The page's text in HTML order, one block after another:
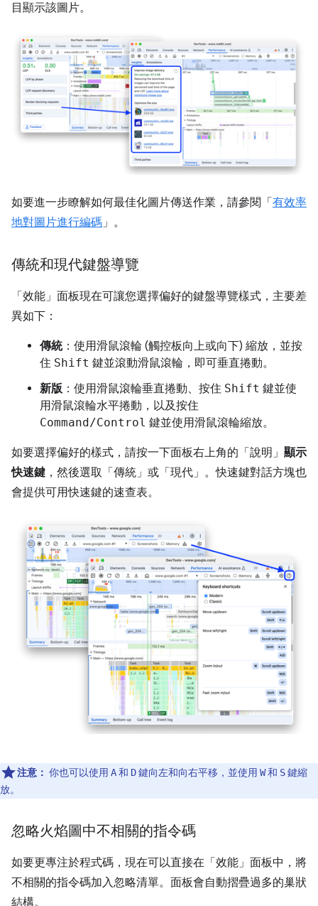
目顯示該圖片。
如要進一步瞭解如何最佳化圖片傳送作業，請參閱「有效率
地對圖片進行編碼 」。
傳統和現代鍵盤導覽
「效能」 面板現在可讓您選擇偏好的鍵盤導覽樣式，主要差
異如下：
傳統：使用滑鼠滾輪 (觸控板向上或向下) 縮放，並按
住 Shift 鍵並滾動滑鼠滾輪，即可垂直捲動。
新版 ：使用滑鼠滾輪垂直捲動、按住 Shift 鍵並使
用滑鼠滾輪水平捲動，以及按住
Command/Control 鍵並使用滑鼠滾輪縮放。
如要選擇偏好的樣式，請按一下面板右上角的「說明」 顯示
快速鍵 ，然後選取「傳統」 或「現代」 。快速鍵對話方塊也
會提供可用快速鍵的速查表。
注意： 你也可以使用 A和 D鍵向左和向右平移，並使用 W和 S鍵縮
放。
忽略火焰圖中不相關的指令碼
如要更專注於程式碼，現在可以直接在「效能」 面板中，將
不相關的指令碼加入忽略清單。面板會自動摺疊過多的巢狀
結構。